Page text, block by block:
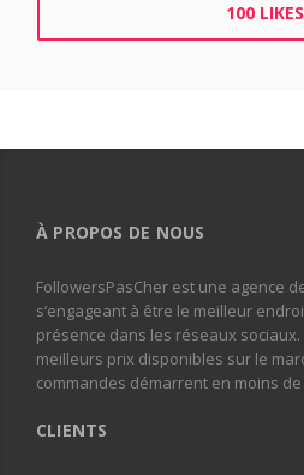
100 LIKES
À PROPOS DE NOUS
FollowersPasCher est une agence
s’engageant à être le meilleur
présence dans les réseaux
meilleurs prix disponibles sur le
commandes démarrent en moins
CLIENTS